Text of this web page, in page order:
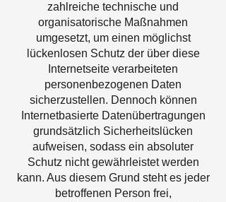
zahlreiche technische und
organisatorische Maßnahmen
umgesetzt, um einen möglichst
lückenlosen Schutz der über diese
Internetseite verarbeiteten
personenbezogenen Daten
sicherzustellen. Dennoch können
Internetbasierte Datenübertragungen
grundsätzlich Sicherheitslücken
aufweisen, sodass ein absoluter
Schutz nicht gewährleistet werden
kann. Aus diesem Grund steht es jeder
betroffenen Person frei,